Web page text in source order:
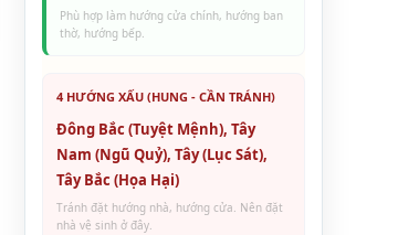
Phù hợp làm hướng cửa chính, hướng ban
thờ, hướng bếp.
4 HƯỚNG XẤU (HUNG - CẦN TRÁNH)
Đông Bắc (Tuyệt Mệnh), Tây
Nam (Ngũ Quỷ), Tây (Lục Sát),
Tây Bắc (Họa Hại)
Tránh đặt hướng nhà, hướng cửa. Nên đặt
nhà vệ sinh ở đây.